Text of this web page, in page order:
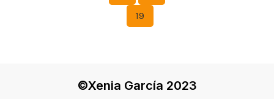
19
©Xenia García 2023